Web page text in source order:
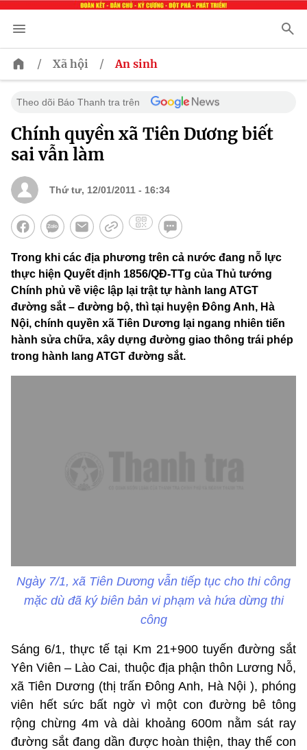
/ Xã hội / An sinh
Theo dõi Báo Thanh tra trên
Chính quyền xã Tiên Dương biết
sai vẫn làm
Thứ tư, 12/01/2011 - 16:34
Trong khi các địa phương trên cả nước đang nỗ lực
thực hiện Quyết định 1856/QĐ-TTg của Thủ tướng
Chính phủ về việc lập lại trật tự hành lang ATGT
đường sắt – đường bộ, thì tại huyện Đông Anh, Hà
Nội, chính quyền xã Tiên Dương lại ngang nhiên tiến
hành sửa chữa, xây dựng đường giao thông trái phép
trong hành lang ATGT đường sắt.
Ngày 7/1, xã Tiên Dương vẫn tiếp tục cho thi công
mặc dù đã ký biên bản vi phạm và hứa dừng thi
công
Sáng 6/1, thực tế tại Km 21+900 tuyến đường sắt
Yên Viên – Lào Cai, thuộc địa phận thôn Lương Nỗ,
xã Tiên Dương (thị trấn Đông Anh, Hà Nội ), phóng
viên hết sức bất ngờ vì một con đường bê tông
rộng chừng 4m và dài khoảng 600m nằm sát ray
đường sắt đang dần được hoàn thiện, thay thế con